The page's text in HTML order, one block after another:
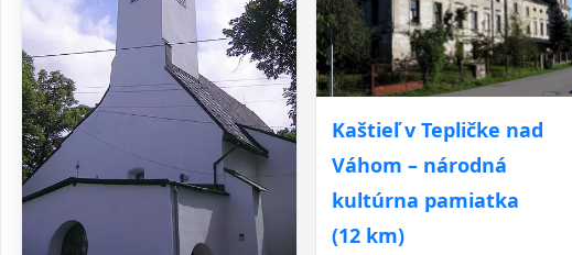
Kaštieľ v Tepličke nad
Váhom – národná
kultúrna pamiatka
(12 km)